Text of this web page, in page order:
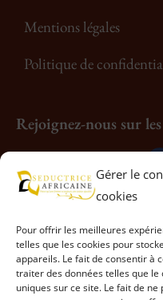
Gérer le
cookies
Pour offrir les meilleures
telles que les cookies pour
appareils. Le fait de consentir à
traiter des données telles que
uniques sur ce site. Le fait de
Mentions légales
Politique de
Rejoignez-nous sur